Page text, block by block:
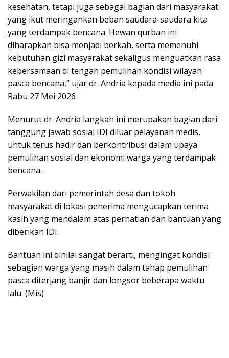
kesehatan, tetapi juga sebagai bagian dari masyarakat
yang ikut meringankan beban saudara-saudara kita
yang terdampak bencana. Hewan qurban ini
diharapkan bisa menjadi berkah, serta memenuhi
kebutuhan gizi masyarakat sekaligus menguatkan rasa
kebersamaan di tengah pemulihan kondisi wilayah
pasca bencana,” ujar dr. Andria kepada media ini pada
Rabu 27 Mei 2026
Menurut dr. Andria langkah ini merupakan bagian dari
tanggung jawab sosial IDI diluar pelayanan medis,
untuk terus hadir dan berkontribusi dalam upaya
pemulihan sosial dan ekonomi warga yang terdampak
bencana.
Perwakilan dari pemerintah desa dan tokoh
masyarakat di lokasi penerima mengucapkan terima
kasih yang mendalam atas perhatian dan bantuan yang
diberikan IDI.
Bantuan ini dinilai sangat berarti, mengingat kondisi
sebagian warga yang masih dalam tahap pemulihan
pasca diterjang banjir dan longsor beberapa waktu
lalu. (Mis)